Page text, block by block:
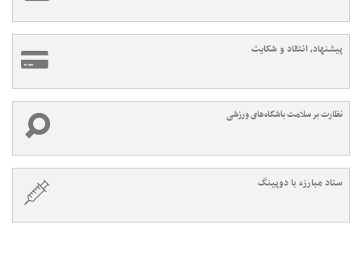
پیشنهاد، انتقاد و شکایت
نظارت بر سلامت باشگاه‌های ورزشی
ستاد مبارزه با دوپینگ